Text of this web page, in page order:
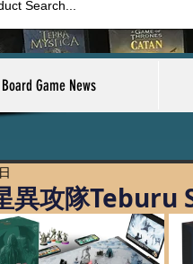
Board Game News
異攻隊Teburu